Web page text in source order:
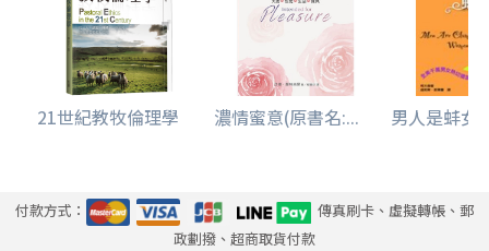
21世紀教牧倫理學 濃情蜜意(原書名:... 男人是蚌女
付款方式：
傳真刷卡、虛擬轉帳、郵
政劃撥、超商取貨付款